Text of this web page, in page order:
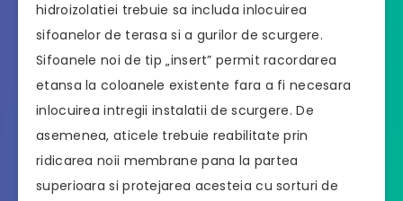
hidroizolatiei trebuie sa includa inlocuirea
sifoanelor de terasa si a gurilor de scurgere.
Sifoanele noi de tip „insert” permit racordarea
etansa la coloanele existente fara a fi necesara
inlocuirea intregii instalatii de scurgere. De
asemenea, aticele trebuie reabilitate prin
ridicarea noii membrane pana la partea
superioara si protejarea acesteia cu sorturi de